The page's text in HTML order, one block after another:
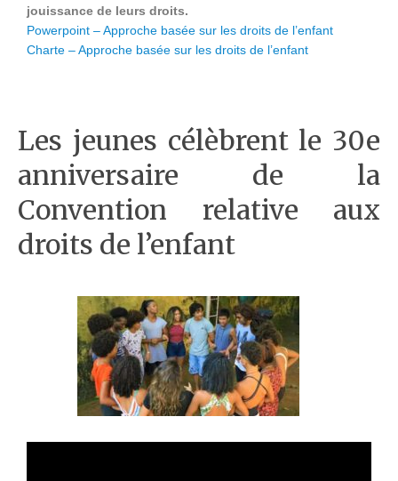
jouissance de leurs droits.
Powerpoint – Approche basée sur les droits de l’enfant
Charte – Approche basée sur les droits de l’enfant
Les jeunes célèbrent le 30e
anniversaire de la
Convention relative aux
droits de l’enfant